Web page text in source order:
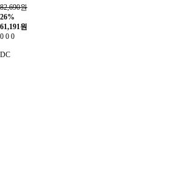
82,690원
26%
61,191원
0 0 0
DC